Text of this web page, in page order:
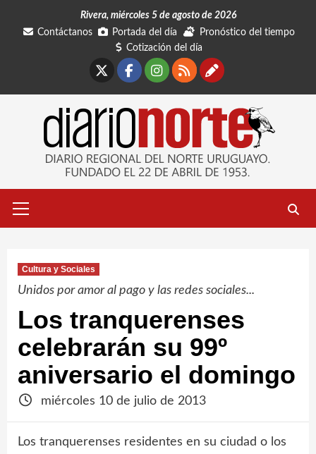
Rivera, miércoles 5 de agosto de 2026
Contáctanos
Portada del día
Pronóstico del tiempo
Cotización del día
Facebook
Instagram
RSSContáctanos
primario
Cultura y Sociales
Unidos por amor al pago y las redes sociales...
Los tranquerenses
celebrarán su 99º
aniversario el domingo
miércoles 10 de julio de 2013
Los tranquerenses residentes en su ciudad o los